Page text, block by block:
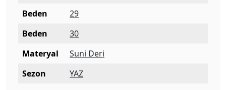
Beden
29
Beden
30
Materyal
Suni Deri
Sezon
YAZ